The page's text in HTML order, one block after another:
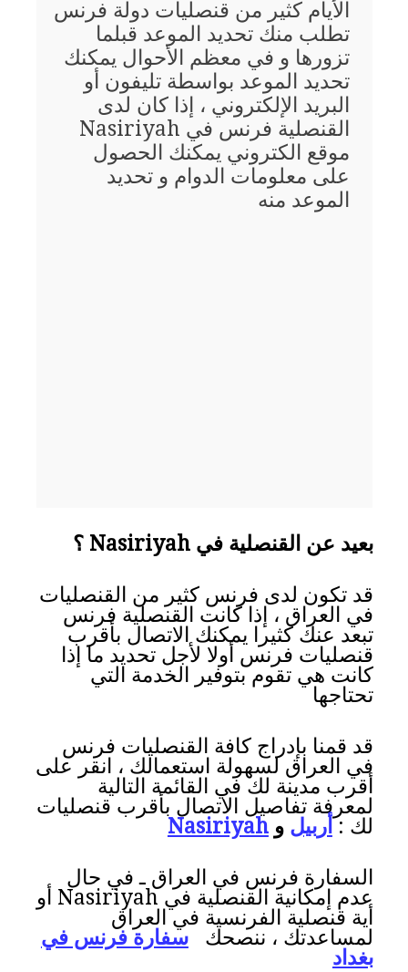
الأيام كثير من قنصليات دولة فرنس
تطلب منك تحديد الموعد قبلما
تزورها و في معظم الأحوال يمكنك
تحديد الموعد بواسطة تليفون أو
البريد الإلكتروني ، إذا كان لدى
القنصلية فرنس في Nasiriyah
موقع الكتروني يمكنك الحصول
على معلومات الدوام و تحديد
الموعد منه
بعيد عن القنصلية في Nasiriyah ؟
قد تكون لدى فرنس كثير من القنصليات
في العراق ، إذا كانت القنصلية فرنس
تبعد عنك كثيرا يمكنك الاتصال بأقرب
قنصليات فرنس أولا لأجل تحديد ما إذا
كانت هي تقوم بتوفير الخدمة التي
تحتاجها
قد قمنا بإدراج كافة القنصليات فرنس
في العراق لسهولة استعمالك ، انقر على
أقرب مدينة لك في القائمة التالية
لمعرفة تفاصيل الاتصال بأقرب قنصليات
لك : أربيل وNasiriyah
السفارة فرنس في العراق ـ في حال
عدم إمكانية القنصلية في Nasiriyah أو
أية قنصلية الفرنسية في العراق
لمساعدتك ، ننصحكسفارة فرنس في
بغداد